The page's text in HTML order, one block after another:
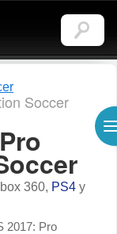
Soccer
360, PS4 y
2017: Pro